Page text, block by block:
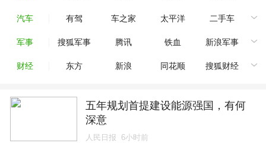
汽车 有驾 车之家 太平洋 二手车
军事 搜狐军事 腾讯 铁血 新浪军事
财经 东方 新浪 同花顺 搜狐财经
五年规划首提建设能源强国，有何
深意
人民日报 6小时前